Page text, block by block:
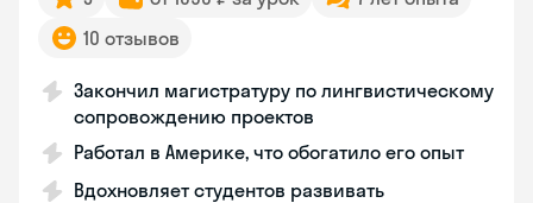
10 отзывов
Закончил магистратуру по лингвистическому
сопровождению проектов
Работал в Америке, что обогатило его опыт
Вдохновляет студентов развивать